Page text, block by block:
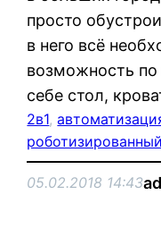
просто
в него всё
возможность
себе стол,
2в1,
роботизированный
05.02.2018 14:43